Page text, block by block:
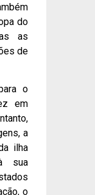
do
as
de
o
em
a
ilha
sua
o